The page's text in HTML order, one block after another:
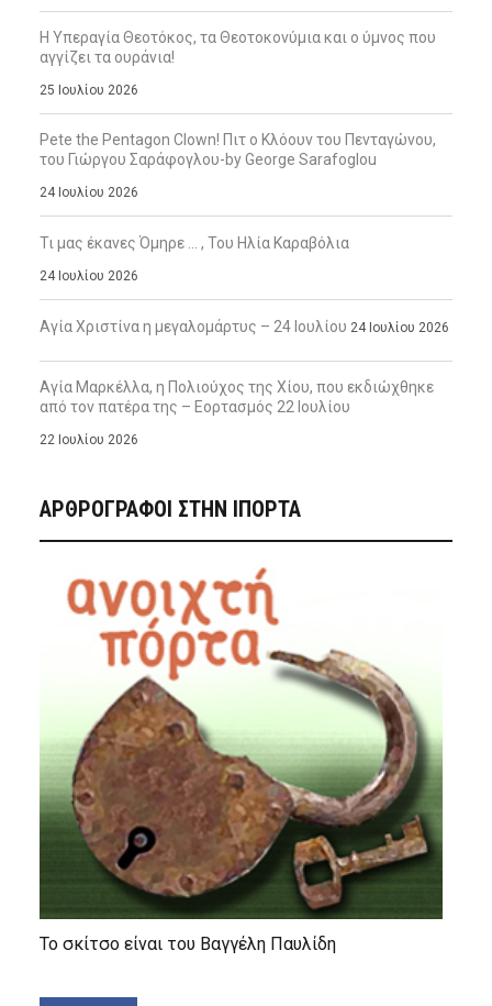
Η Υπεραγία Θεοτόκος, τα Θεοτοκονύμια και ο ύμνος που
αγγίζει τα ουράνια!
25 Ιουλίου 2026
Pete the Pentagon Clown! Πιτ ο Κλόουν του Πενταγώνου,
του Γιώργου Σαράφογλου-by George Sarafoglou
24 Ιουλίου 2026
Τι μας έκανες Όμηρε … , Του Ηλία Καραβόλια
24 Ιουλίου 2026
Αγία Χριστίνα η μεγαλομάρτυς – 24 Ιουλίου 24 Ιουλίου 2026
Αγία Μαρκέλλα, η Πολιούχος της Χίου, που εκδιώχθηκε
από τον πατέρα της – Εορτασμός 22 Ιουλίου
22 Ιουλίου 2026
ΑΡΘΡΟΓΡΑΦΟΙ ΣΤΗΝ IΠΟΡΤΑ
Το σκίτσο είναι του Βαγγέλη Παυλίδη